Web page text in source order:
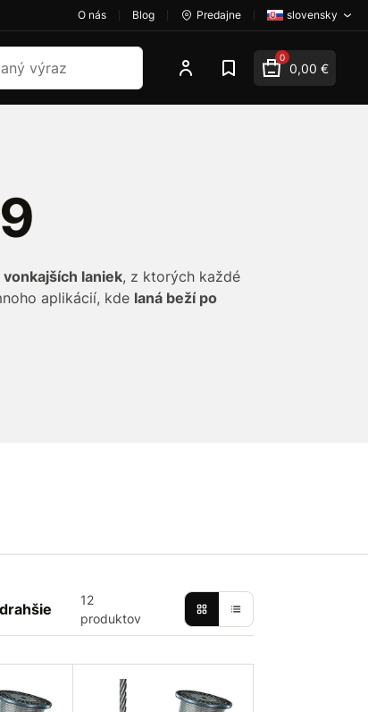
O nás Blog Predajne slovensky
0
0,00 €
vonkajších laniek, z ktorých každé
aplikácií, kde laná beží po
12
produktov